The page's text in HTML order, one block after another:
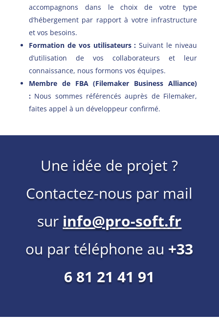
accompagnons dans le choix de votre type
d’hébergement par rapport à votre infrastructure
et vos besoins.
Formation de vos utilisateurs : Suivant le niveau
d’utilisation de vos collaborateurs et leur
connaissance, nous formons vos équipes.
Membre de FBA (Filemaker Business Alliance)
: Nous sommes référencés auprès de Filemaker,
faites appel à un développeur confirmé.
Une idée de projet ?
Contactez-nous par mail
sur info@pro-soft.fr
ou par téléphone au +33
6 81 21 41 91